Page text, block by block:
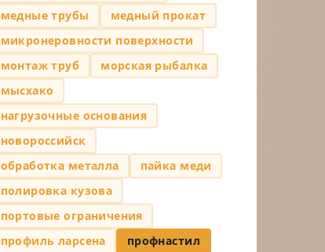
медные трубы
медный прокат
микронеровности поверхности
монтаж труб
морская рыбалка
мысхако
нагрузочные основания
новороссийск
обработка металла
пайка меди
полировка кузова
портовые ограничения
профиль ларсена
профнастил